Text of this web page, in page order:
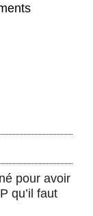
pour avoir
qu’il faut